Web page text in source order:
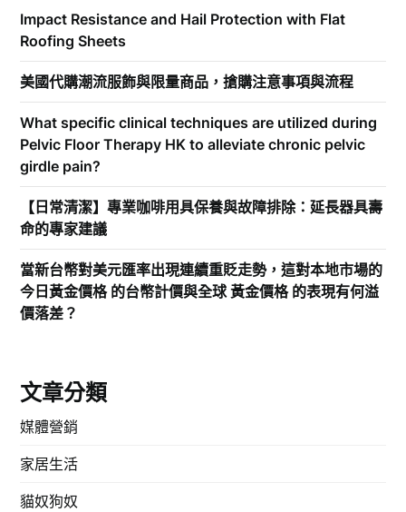
Impact Resistance and Hail Protection with Flat
Roofing Sheets
美國代購潮流服飾與限量商品，搶購注意事項與流程
What specific clinical techniques are utilized during
Pelvic Floor Therapy HK to alleviate chronic pelvic
girdle pain?
【日常清潔】專業咖啡用具保養與故障排除：延長器具壽
命的專家建議
當新台幣對美元匯率出現連續重貶走勢，這對本地市場的
今日黃金價格 的台幣計價與全球 黃金價格 的表現有何溢
價落差？
文章分類
媒體營銷
家居生活
貓奴狗奴